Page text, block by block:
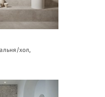
хол,